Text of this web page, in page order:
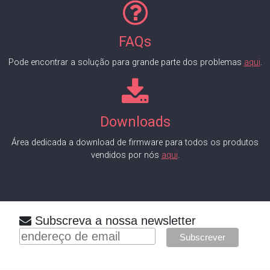
FAQs
Pode encontrar a solução para grande parte dos problemas aqui.
Downloads
Área dedicada a download de firmware para todos os produtos
vendidos por nós aqui.
Subscreva a nossa newsletter